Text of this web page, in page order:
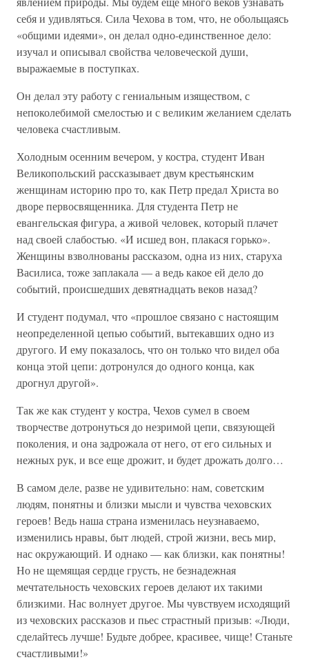
себя и удивляться. Сила Чехова в том, что, не обольщаясь
«общими идеями», он делал одно-единственное дело:
изучал и описывал свойства человеческой души,
выражаемые в поступках.
Он делал эту работу с гениальным изяществом, с
непоколебимой смелостью и с великим желанием сделать
человека счастливым.
Холодным осенним вечером, у костра, студент Иван
Великопольский рассказывает двум крестьянским
женщинам историю про то, как Петр предал Христа во
дворе первосвященника. Для студента Петр не
евангельская фигура, а живой человек, который плачет
над своей слабостью. «И исшед вон, плакася горько».
Женщины взволнованы рассказом, одна из них, старуха
Василиса, тоже заплакала — а ведь какое ей дело до
событий, происшедших девятнадцать веков назад?
И студент подумал, что «прошлое связано с настоящим
неопределенной цепью событий, вытекавших одно из
другого. И ему показалось, что он только что видел оба
конца этой цепи: дотронулся до одного конца, как
дрогнул другой».
Так же как студент у костра, Чехов сумел в своем
творчестве дотронуться до незримой цепи, связующей
поколения, и она задрожала от него, от его сильных и
нежных рук, и все еще дрожит, и будет дрожать долго…
В самом деле, разве не удивительно: нам, советским
людям, понятны и близки мысли и чувства чеховских
героев! Ведь наша страна изменилась неузнаваемо,
изменились нравы, быт людей, строй жизни, весь мир,
нас окружающий. И однако — как близки, как понятны!
Но не щемящая сердце грусть, не безнадежная
мечтательность чеховских героев делают их такими
близкими. Нас волнует другое. Мы чувствуем исходящий
из чеховских рассказов и пьес страстный призыв: «Люди,
сделайтесь лучше! Будьте добрее, красивее, чище! Станьте
счастливыми!»